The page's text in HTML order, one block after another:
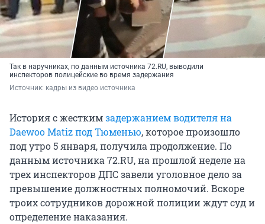
Так в наручниках, по данным источника 72.RU, выводили
инспекторов полицейские во время задержания
Источник: кадры из видео источника
История с жесткимзадержанием водителя на
Daewoo Matiz под Тюменью, которое произошло
под утро 5 января, получила продолжение. По
данным источника 72.RU, на прошлой неделе на
трех инспекторов ДПС завели уголовное дело за
превышение должностных полномочий. Вскоре
троих сотрудников дорожной полиции ждут суд и
определение наказания.